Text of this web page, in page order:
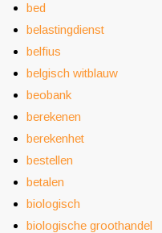
bed
belastingdienst
belfius
belgisch witblauw
beobank
berekenen
berekenhet
bestellen
betalen
biologisch
biologische groothandel